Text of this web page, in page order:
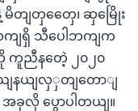
မိတျတှတှေေ၊ ဆှမြေိုး
ကျရှိ သီပေါဘကျက
ကူညီနတေဲ့ ၂၀၂၀
ညျနယျလှှတျတောျ
အခုလို ပွောပါတယျ။